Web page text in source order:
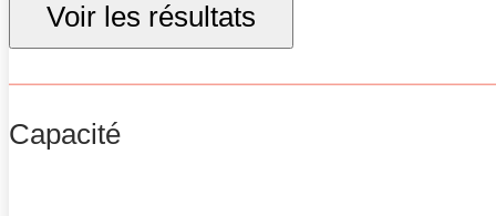
Voir les résultats
Capacité